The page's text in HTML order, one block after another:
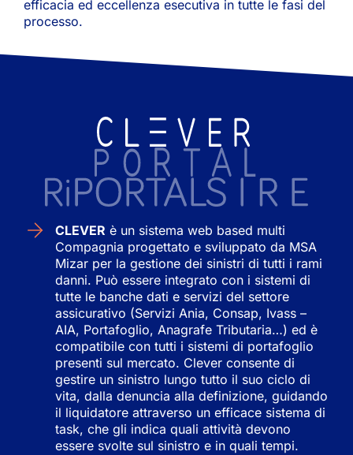
efficacia ed eccellenza esecutiva in tutte le fasi del
processo.
CLEVER è un sistema web based multi
Compagnia progettato e sviluppato da MSA
Mizar per la gestione dei sinistri di tutti i rami
danni. Può essere integrato con i sistemi di
tutte le banche dati e servizi del settore
assicurativo (Servizi Ania, Consap, Ivass –
AIA, Portafoglio, Anagrafe Tributaria…) ed è
compatibile con tutti i sistemi di portafoglio
presenti sul mercato. Clever consente di
gestire un sinistro lungo tutto il suo ciclo di
vita, dalla denuncia alla definizione, guidando
il liquidatore attraverso un efficace sistema di
task, che gli indica quali attività devono
essere svolte sul sinistro e in quali tempi.